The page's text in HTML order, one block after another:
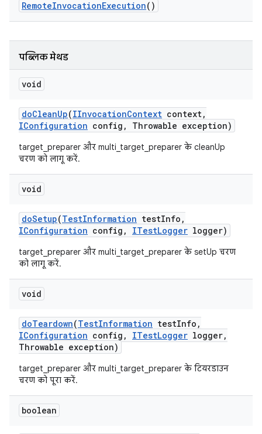
RemoteInvocationExecution()
पब्लिक मेथड
void
doCleanUp(IInvocationContext context,
IConfiguration config , Throwable exception)
target_preparer और multi_target_preparer के cleanUp
चरण को लागू करें.
void
doSetup(TestInformation testInfo ,
IConfiguration config , ITestLogger logger)
target_preparer और multi_target_preparer के setUp चरण
को लागू करें.
void
doTeardown(TestInformation testInfo ,
IConfiguration config , ITestLogger logger,
Throwable exception)
target_preparer और multi_target_preparer के टियरडाउन
चरण को पूरा करें.
boolean